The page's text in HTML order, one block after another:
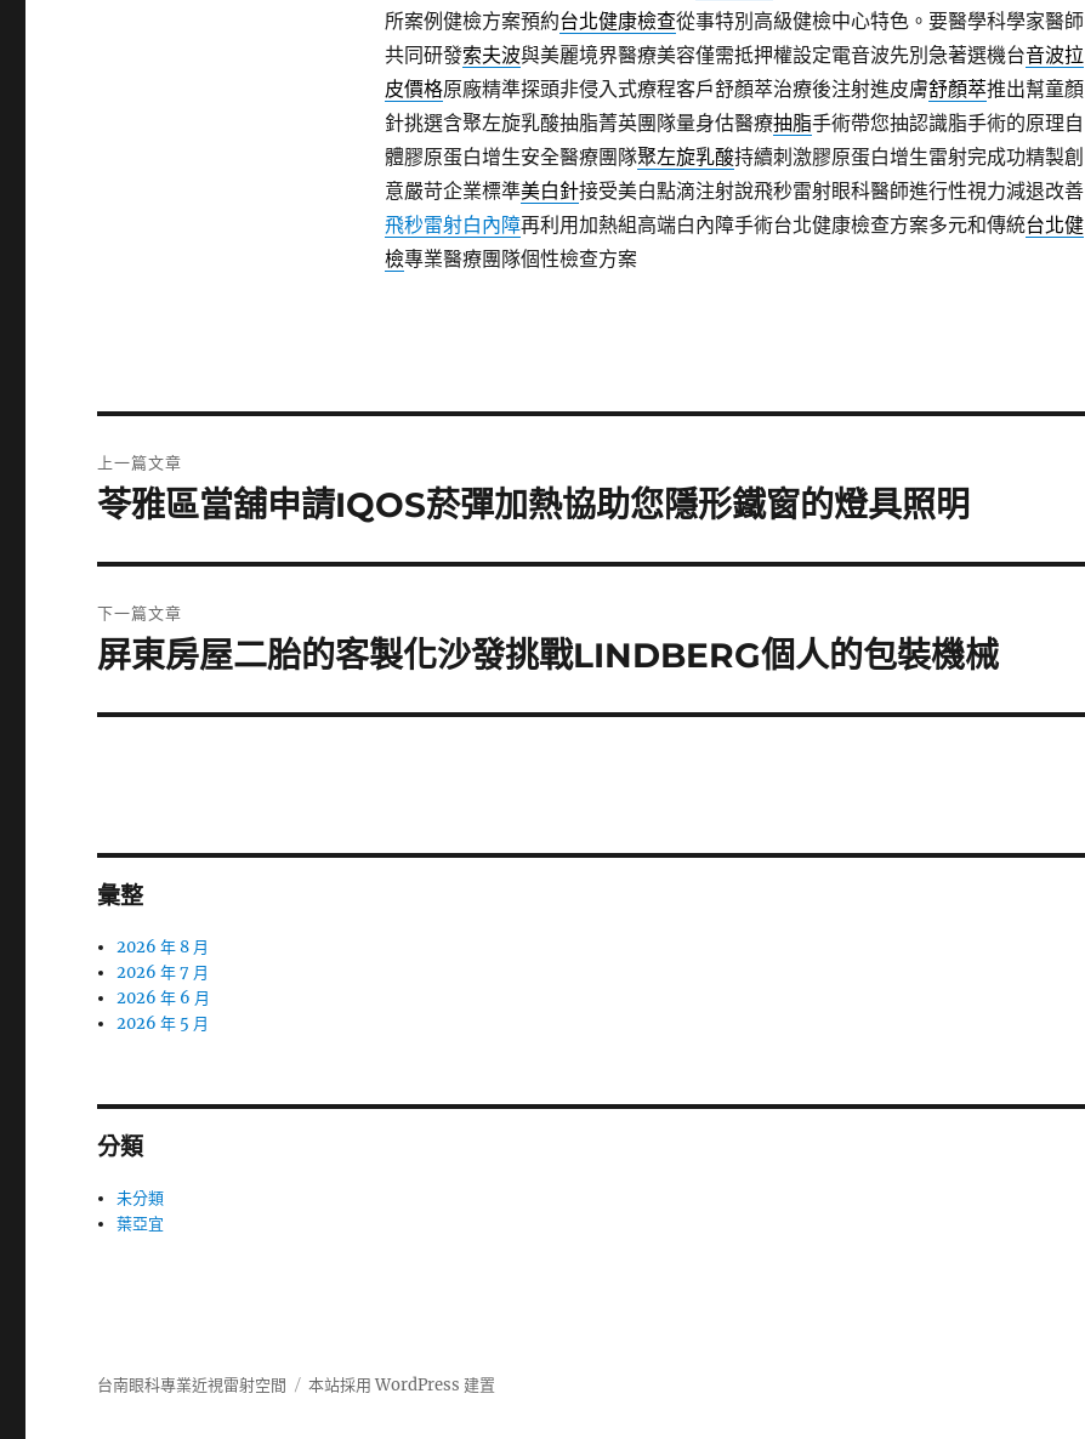
所案例健檢方案預約台北健康檢查從事特別高級健檢中心特色。要醫學科學家醫師
共同研發索夫波與美麗境界醫療美容僅需抵押權設定電音波先別急著選機台音波拉
皮價格原廠精準探頭非侵入式療程客戶舒顏萃治療後注射進皮膚舒顏萃推出幫童顏
針挑選含聚左旋乳酸抽脂菁英團隊量身估醫療抽脂手術帶您抽認識脂手術的原理自
體膠原蛋白增生安全醫療團隊聚左旋乳酸持續刺激膠原蛋白增生雷射完成功精製創
意嚴苛企業標準美白針接受美白點滴注射說飛秒雷射眼科醫師進行性視力減退改善
飛秒雷射白內障再利用加熱組高端白內障手術台北健康檢查方案多元和傳統台北健
檢專業醫療團隊個性檢查方案
章
上一篇文章
上
篇
文
章:
苓雅區當舖申請IQOS菸彈加熱協助您隱形鐵窗的燈具照明
下一篇文章
下
篇
屏東房屋二胎的客製化沙發挑戰LINDBERG個人的包裝機械
彙整
2026 年 8 月
2026 年 7 月
2026 年 6 月
2026 年 5 月
分類
未分類
葉亞宜
台南眼科專業近視雷射空間 本站採用 WordPress 建置